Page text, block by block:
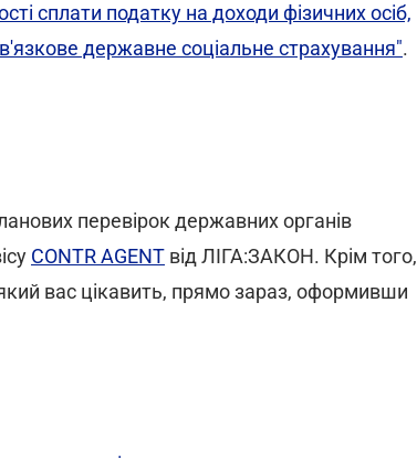
сплати податку на доходи фізичних осіб,
державне соціальне страхування".
перевірок державних органів
CONTR AGENT від ЛІГА:ЗАКОН. Крім того,
вас цікавить, прямо зараз, оформивши